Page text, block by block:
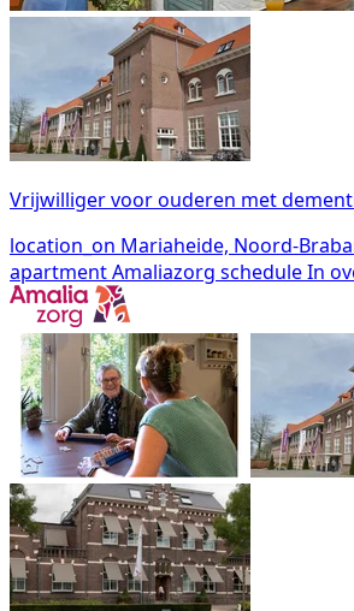
Vrijwilliger voor ouderen met
location_on Mariaheide, Noord-
apartmentAmaliazorg scheduleIn